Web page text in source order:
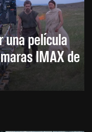
una película
IMAX de